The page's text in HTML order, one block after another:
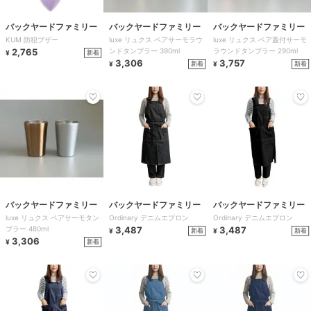
バックヤードファミリー
KUM 防犯ブザー
¥ 2,765 新着
バックヤードファミリー
luxe リュクス ペアサーモラウ
ンドタンブラー 390ml
¥ 3,306 新着
バックヤードファミリー
luxe リュクス ペア蓋付サーモ
ラウンドタンブラー 290ml
¥ 3,757 新着
バックヤードファミリー
luxe リュクス ペアサーモタン
ブラー 480ml
¥ 3,306 新着
バックヤードファミリー
Ordinary デニムエプロン
¥ 3,487 新着
バックヤードファミリー
Ordinary デニムエプロン
¥ 3,487 新着